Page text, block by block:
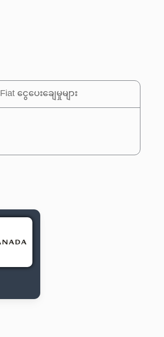
Fiat ငွေပေးချေမှုများ